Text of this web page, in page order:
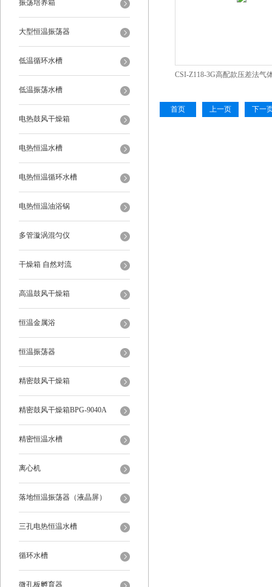
振荡培养箱
大型恒温振荡器
低温循环水槽
低温振荡水槽
电热鼓风干燥箱
电热恒温水槽
电热恒温循环水槽
电热恒温油浴锅
多管漩涡混匀仪
干燥箱 自然对流
高温鼓风干燥箱
恒温金属浴
恒温振荡器
精密鼓风干燥箱
精密鼓风干燥箱BPG-9040A
精密恒温水槽
离心机
落地恒温振荡器（液晶屏）
三孔电热恒温水槽
循环水槽
微孔板孵育器
CSI-Z118-3G高配款压差法气
首页
上一页 下一